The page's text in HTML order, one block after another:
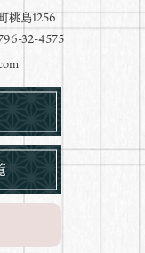
桃島1256
32-4575